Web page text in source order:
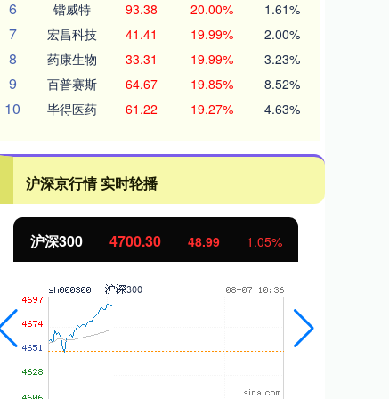
6 锴威特 93.38 20.00% 1.61%
7 宏昌科技 41.41 19.99% 2.00%
8 药康生物 33.31 19.99% 3.23%
9 百普赛斯 64.67 19.85% 8.52%
10 毕得医药 61.22 19.27% 4.63%
沪深京行情 实时轮播
沪深300 4700.30 48.99 1.05%